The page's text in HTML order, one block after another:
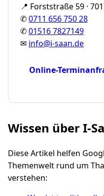
📍 Forststraße 59 ·
✆0711 656 750 28
✆01516 7827149
✉ info@i-saan.de
Online-
Wissen über I-
Diese Artikel helfen
Themenwelt rund um
verstehen: